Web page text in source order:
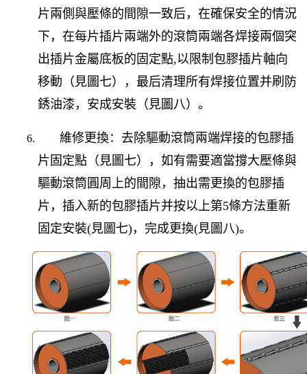
片兩側與壓條的間隙一致后，在確保安全的情況
下，在每片插片兩端外的滾筒兩端各焊接兩個突
出插片金屬底板的固定點,以限制包膠插片軸向
移動（見圖七），最后清理所有焊接位置并刷防
銹油漆，安成安裝（見圖八）。
維修更換：去除驅動滾筒兩端焊接的包膠插
片固定點（見圖七），如有需要適當撐大壓條與
驅動滾筒圓周上的間隙，抽出需更換的包膠插
片，插入新的包膠插片并按以上第5條方法重新
固定安裝(見圖七)，完成更換(見圖八)。